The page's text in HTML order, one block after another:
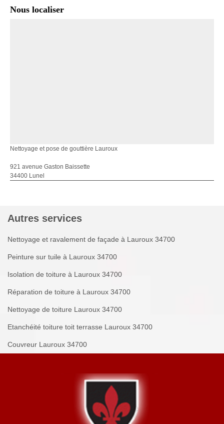
Nous localiser
Nettoyage et pose de gouttière Lauroux
921 avenue Gaston Baissette
34400 Lunel
Autres services
Nettoyage et ravalement de façade à Lauroux 34700
Peinture sur tuile à Lauroux 34700
Isolation de toiture à Lauroux 34700
Réparation de toiture à Lauroux 34700
Nettoyage de toiture Lauroux 34700
Etanchéité toiture toit terrasse Lauroux 34700
Couvreur Lauroux 34700